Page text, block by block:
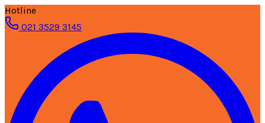
Hotline
021 3529 3145